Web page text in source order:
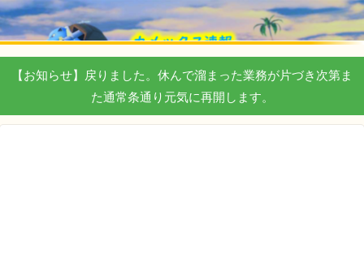
【お知らせ】戻りました。休んで溜まった業務が片づき次第ま
た通常条通り元気に再開します。